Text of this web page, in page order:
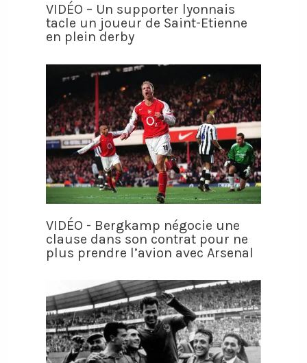
VIDÉO – Un supporter lyonnais
tacle un joueur de Saint-Etienne
en plein derby
VIDÉO - Bergkamp négocie une
clause dans son contrat pour ne
plus prendre l’avion avec Arsenal